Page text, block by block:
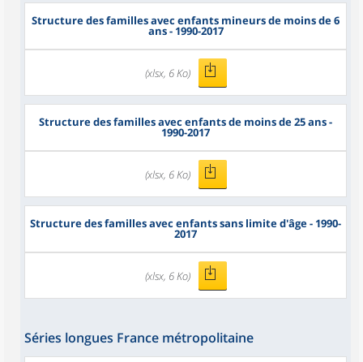
Structure des familles avec enfants mineurs de moins de 6
ans - 1990-2017
(xlsx, 6 Ko)
Structure des familles avec enfants de moins de 25 ans -
1990-2017
(xlsx, 6 Ko)
Structure des familles avec enfants sans limite d'âge - 1990-
2017
(xlsx, 6 Ko)
Séries longues France métropolitaine